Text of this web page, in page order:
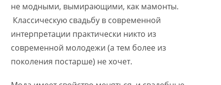
не модными, вымирающими, как мамонты.
Классическую свадьбу в современной
интерпретации практически никто из
современной молодежи (а тем более из
поколения постарше) не хочет.